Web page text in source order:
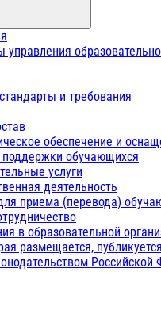
управления
и требования
обеспечение и
обучающихся
услуги
деятельность
приема (перевода)
в образовательной
размещается,
Российской